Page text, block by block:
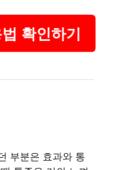
확인하기
부분은 효과와 통